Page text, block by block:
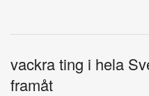
vackra ting i hela
framåt